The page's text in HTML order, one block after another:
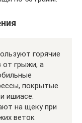
горячие
от грыжи, а
покрытые
ишиасе.
на щеку при
веток